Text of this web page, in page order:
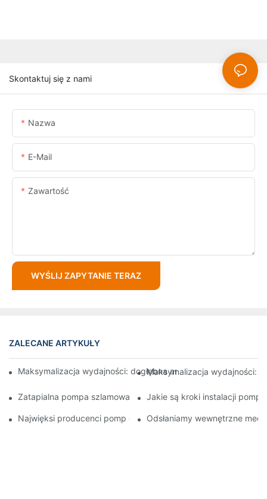
Skontaktuj się z nami
Nazwa
E-Mail
Zawartość
WYŚLIJ ZAPYTANIE TERAZ
ZALECANE ARTYKUŁY
Maksymalizacja wydajności: dogłębna analiza konstrukcji
Maksymalizacja wydajności:
Zatapialna pompa szlamowa: kluczowy sprzęt do poprawy
Jakie są kroki instalacji
Najwięksi producenci pomp osadowych: wiodące firmy w
Odsłaniamy wewnętrzne